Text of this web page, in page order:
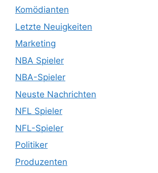
Komödianten
Letzte Neuigkeiten
Marketing
NBA Spieler
NBA-Spieler
Neuste Nachrichten
NFL Spieler
NFL-Spieler
Politiker
Produzenten